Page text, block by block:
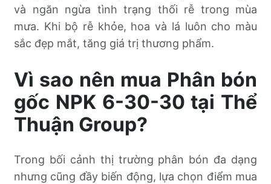
và ngăn ngừa tình trạng thối rễ trong mùa
mưa. Khi bộ rễ khỏe, hoa và lá luôn cho màu
sắc đẹp mắt, tăng giá trị thương phẩm.
Vì sao nên mua Phân bón
gốc NPK 6-30-30 tại Thể
Thuận Group?
Trong bối cảnh thị trường phân bón đa dạng
nhưng cũng đầy biến động, lựa chọn điểm mua